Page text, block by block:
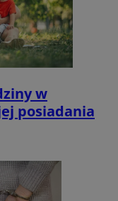
w
posiadania